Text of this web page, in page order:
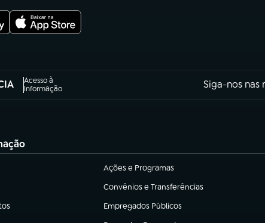
Acesso à
Informação
Siga-nos nas
Ações e Programas
(abre em nova aba)
Convênios e Transferências
(abre em nova aba)
Empregados Públicos
(abre em nova aba)